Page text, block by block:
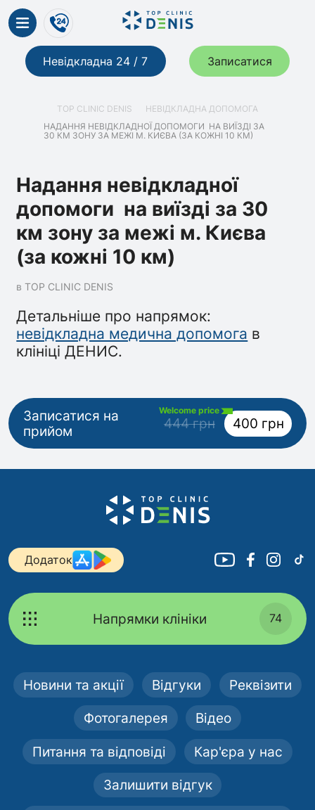
Невідкладна 24 / 7 Записатися
TOP CLINIC DENIS
НЕВІДКЛАДНА ДОПОМОГА
НАДАННЯ НЕВІДКЛАДНОЇ ДОПОМОГИ НА ВИЇЗДІ ЗА
30 КМ ЗОНУ ЗА МЕЖІ М. КИЄВА (ЗА КОЖНІ 10 КМ)
Надання невідкладної
допомоги на виїзді за 30
км зону за межі м. Києва
(за кожні 10 км)
в TOP CLINIC DENIS
Детальніше про напрямок:
невідкладна медична допомога в
клініці ДЕНИС.
Записатися на
прийом
Welcome price
444 грн 400 грн
Додаток
Напрямки клініки 74
Новини та акції Відгуки Реквізити
Фотогалерея Відео
Питання та відповіді Кар'єра у нас
Залишити відгук